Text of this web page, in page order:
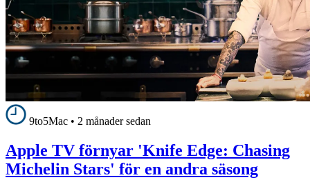
9to5Mac • 2 månader sedan
Apple TV förnyar 'Knife Edge: Chasing
Michelin Stars' för en andra säsong